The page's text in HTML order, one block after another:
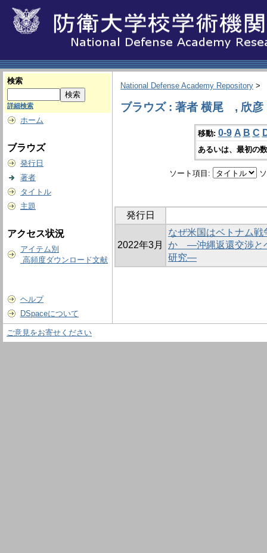
検索
詳細検索
ホーム
ブラウズ
発行日
著者
タイトル
主題
アクセス状況
アイテム別
高頻度ダウンロード文献
ヘルプ
DSpaceについて
National Defense Academy Repository >
ブラウズ : 著者 横尾 , 欣彦
移動: 0-9 A B C
あるいは、最初の
ソート項目:
発行日
2022年3月
なぜ米国はベトナム
か ―沖縄返還交渉と
研究―
ご意見をお寄せください